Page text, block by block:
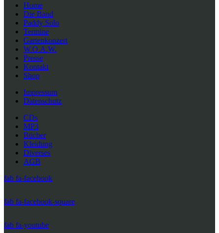
Home
Die Band
Paddy Solo
Termine
Gartenkonzert
W.O.A.W.
Presse
Kontakt
Shop
Impressum
Datenschutz
CDs
MP3
Bücher
Kleidung
Diverses
AGB
fab fa-facebook
fab fa-facebook-square
fab fa-youtube